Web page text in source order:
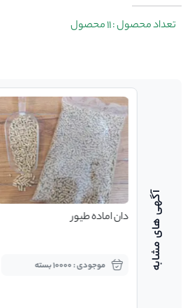
تعداد محصول : 11 محصول
دان اماده طیور
موجودی : 10000 بسته